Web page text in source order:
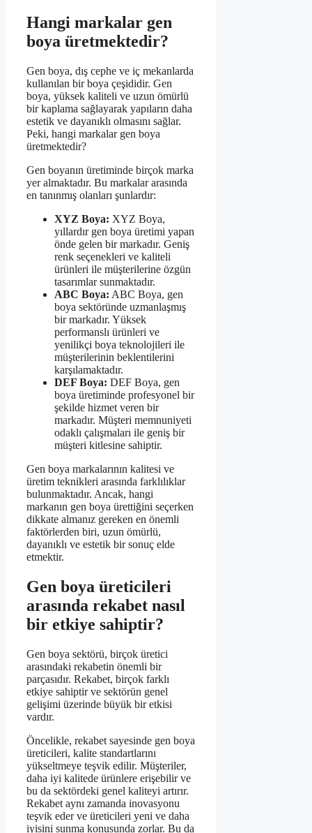
Hangi markalar gen
boya üretmektedir?
Gen boya, dış cephe ve iç mekanlarda
kullanılan bir boya çeşididir. Gen
boya, yüksek kaliteli ve uzun ömürlü
bir kaplama sağlayarak yapıların daha
estetik ve dayanıklı olmasını sağlar.
Peki, hangi markalar gen boya
üretmektedir?
Gen boyanın üretiminde birçok marka
yer almaktadır. Bu markalar arasında
en tanınmış olanları şunlardır:
XYZ Boya: XYZ Boya,
yıllardır gen boya üretimi yapan
önde gelen bir markadır. Geniş
renk seçenekleri ve kaliteli
ürünleri ile müşterilerine özgün
tasarımlar sunmaktadır.
ABC Boya: ABC Boya, gen
boya sektöründe uzmanlaşmış
bir markadır. Yüksek
performanslı ürünleri ve
yenilikçi boya teknolojileri ile
müşterilerinin beklentilerini
karşılamaktadır.
DEF Boya: DEF Boya, gen
boya üretiminde profesyonel bir
şekilde hizmet veren bir
markadır. Müşteri memnuniyeti
odaklı çalışmaları ile geniş bir
müşteri kitlesine sahiptir.
Gen boya markalarının kalitesi ve
üretim teknikleri arasında farklılıklar
bulunmaktadır. Ancak, hangi
markanın gen boya ürettiğini seçerken
dikkate almanız gereken en önemli
faktörlerden biri, uzun ömürlü,
dayanıklı ve estetik bir sonuç elde
etmektir.
Gen boya üreticileri
arasında rekabet nasıl
bir etkiye sahiptir?
Gen boya sektörü, birçok üretici
arasındaki rekabetin önemli bir
parçasıdır. Rekabet, birçok farklı
etkiye sahiptir ve sektörün genel
gelişimi üzerinde büyük bir etkisi
vardır.
Öncelikle, rekabet sayesinde gen boya
üreticileri, kalite standartlarını
yükseltmeye teşvik edilir. Müşteriler,
daha iyi kalitede ürünlere erişebilir ve
bu da sektördeki genel kaliteyi artırır.
Rekabet aynı zamanda inovasyonu
teşvik eder ve üreticileri yeni ve daha
iyisini sunma konusunda zorlar. Bu da